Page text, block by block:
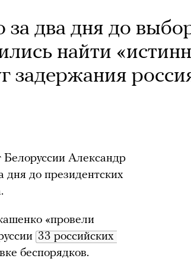
два дня до
найти
задержания
Александр
дня до президентских
«провели
33 российских
беспорядков.